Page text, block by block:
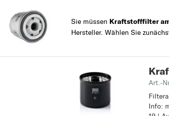
OPEL
MERCEDES-BENZ
FORD
POLO
TOURAN
181
Sie müssen Kraftstofffilter am
Hersteller. Wählen Sie
Art.-
Info: